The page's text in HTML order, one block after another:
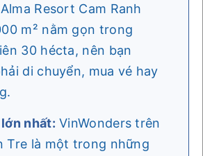
Resort Cam Ranh
m² nằm gọn trong
30 hécta, nên bạn
di chuyển, mua vé hay
nhất: VinWonders trên
Tre là một trong những